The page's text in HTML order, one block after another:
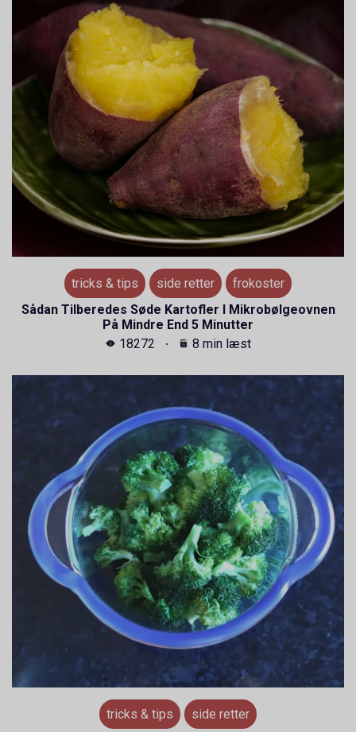
tricks & tips side retter
frokoster
Sådan Tilberedes Søde Kartofler I Mikrobølgeovnen
På Mindre End 5 Minutter
18272
8 min læst
tricks & tips
side retter